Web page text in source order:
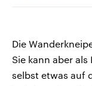
Die
Sie kann aber
selbst etwas auf